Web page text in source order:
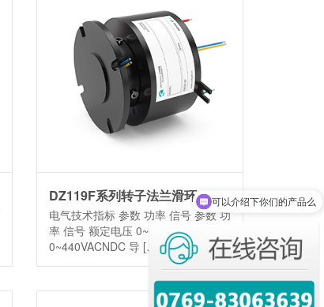
DZ119F系列转子法兰滑环
电气技术指标 参数 功率 信号 参数 功
率 信号 额定电压 0~690VACNDC
0~440VACNDC 导 […]
可以介绍下你们的产品么